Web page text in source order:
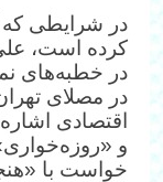
در شرایطی که
کرده است،
در مصلای
اقتصادی اشاره
و
خواست با